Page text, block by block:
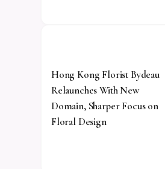
Hong Kong Florist Bydeau
Relaunches With New
Domain, Sharper Focus on
Floral Design